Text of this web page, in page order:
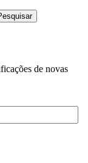
de novas